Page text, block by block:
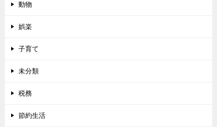
動物
娯楽
子育て
未分類
税務
節約生活